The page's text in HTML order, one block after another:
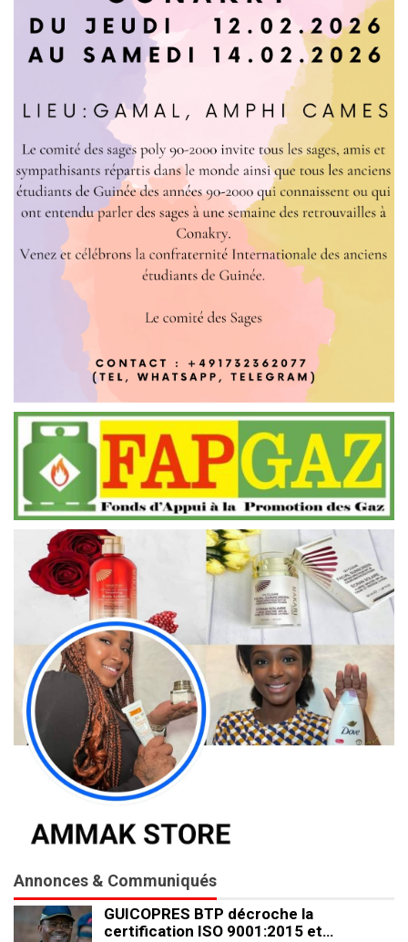
Annonces & Communiqués
GUICOPRES BTP décroche la
certification ISO 9001:2015 et…